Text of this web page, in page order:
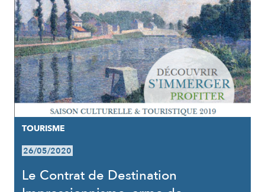
TOURISME
26/05/2020
Le Contrat de Destination